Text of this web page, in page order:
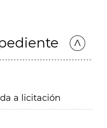
a licitación